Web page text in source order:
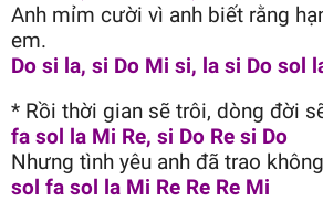
Anh mỉm cười vì anh biết rằng
em.
Do si la, si Do Mi si, la si Do sol
* Rồi thời gian sẽ trôi, dòng đời
fa sol la Mi Re, si Do Re si Do
Nhưng tình yêu anh đã trao
sol fa sol la Mi Re Re Re Mi